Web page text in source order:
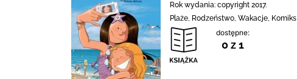
Rok wydania: copyright 2017.
Plaże, Rodzeństwo, Wakacje, Komiks
dostępne:
0 z 1